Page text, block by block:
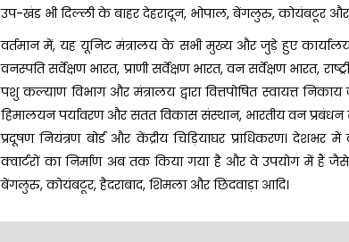
उप-खंड भी दिल्ली के बाहर देहरादून, भोपाल, बेंगलुरु, कोयंबटूर और
वर्तमान में, यह यूनिट मंत्रालय के सभी मुख्य और जुड़े हुए
वनस्पति सर्वेक्षण भारत, प्राणी सर्वेक्षण भारत, वन सर्वेक्षण भारत,
पशु कल्याण विभाग और मंत्रालय द्वारा वित्तपोषित स्वायत्त
हिमालयन पर्यावरण और सतत विकास संस्थान, भारतीय वन
प्रदूषण नियंत्रण बोर्ड और केंद्रीय चिड़ियाघर प्राधिकरण।
क्वार्टरों का निर्माण अब तक किया गया है और वे उपयोग में हैं
बेंगलुरु, कोयंबटूर, हैदराबाद, शिमला और छिंदवाड़ा आदि।